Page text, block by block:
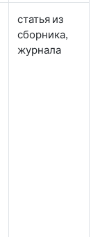
статья из
сборника,
журнала